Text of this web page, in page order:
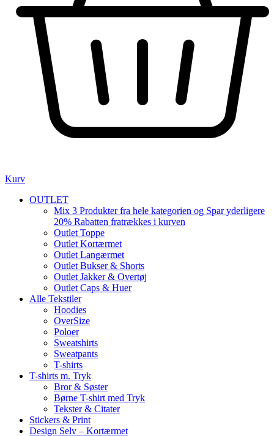
Kurv
OUTLET
Mix 3 Produkter fra hele kategorien og Spar yderligere
20% Rabatten fratrækkes i kurven
Outlet Toppe
Outlet Kortærmet
Outlet Langærmet
Outlet Bukser & Shorts
Outlet Jakker & Overtøj
Outlet Caps & Huer
Alle Tekstiler
Hoodies
OverSize
Poloer
Sweatshirts
Sweatpants
T-shirts
T-shirts m. Tryk
Bror & Søster
Børne T-shirt med Tryk
Tekster & Citater
Stickers & Print
Design Selv – Kortærmet